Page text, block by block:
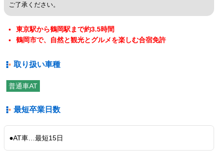
ご了承ください。
東京駅から鶴岡駅まで約3.5時間
鶴岡市で、自然と観光とグルメを楽しむ合宿免許
取り扱い車種
普通車AT
最短卒業日数
●AT車…最短15日